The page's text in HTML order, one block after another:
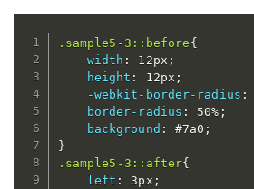
.sample5-3::before {
width : 12px ;
height : 12px ;
-webkit-border-radius :
border-radius : 50% ;
background : #7a0 ;
}
.sample5-3::after{
left : 3px ;